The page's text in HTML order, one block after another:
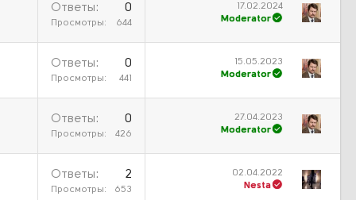
Ответы 0
Просмотры 644
17.02.2024
Moderator
Ответы 0
Просмотры 441
15.05.2023
Moderator
Ответы 0
Просмотры 426
27.04.2023
Moderator
Ответы 2
Просмотры 653
02.04.2022
Nesta